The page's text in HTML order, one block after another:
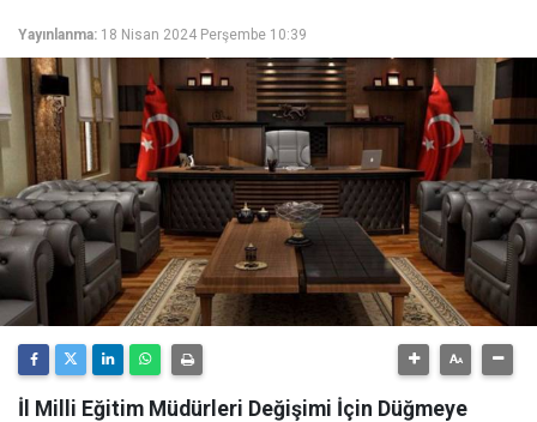
Yayınlanma: 18 Nisan 2024 Perşembe 10:39
İl Milli Eğitim Müdürleri Değişimi İçin Düğmeye